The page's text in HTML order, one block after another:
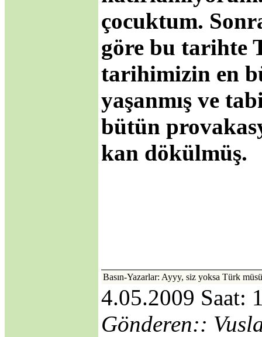
çocuktum.
göre bu tarihte
tarihimizin en
yaşanmış ve
bütün
kan dökülmüş.
Basın-Yazarlar: Ayyy, siz yoksa Türk
4.05.2009 Saat:
Gönderen::